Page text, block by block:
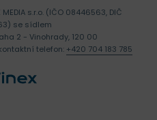
s.r.o. (IČO 08446563, DIČ
se sídlem
2 - Vinohrady, 120 00
telefon: +420 704 183 785